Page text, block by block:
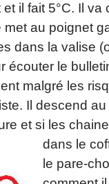
il fait 5°C. Il
au poignet
dans la valise
écouter le
malgré les
Il descend
et si les
dans le
le pare-